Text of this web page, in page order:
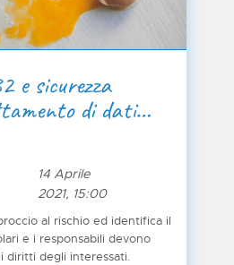
e sicurezza
di dati
14 Aprile
2021, 15:00
al rischio ed identifica il
e i responsabili devono
diritti degli interessati.